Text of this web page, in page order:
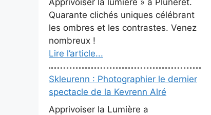
Apprivoiser la lumière » à Pluneret.
Quarante clichés uniques célébrant
les ombres et les contrastes. Venez
nombreux !
Lire l’article...
Skleurenn : Photographier le dernier
spectacle de la Kevrenn Alré
Apprivoiser la Lumière a